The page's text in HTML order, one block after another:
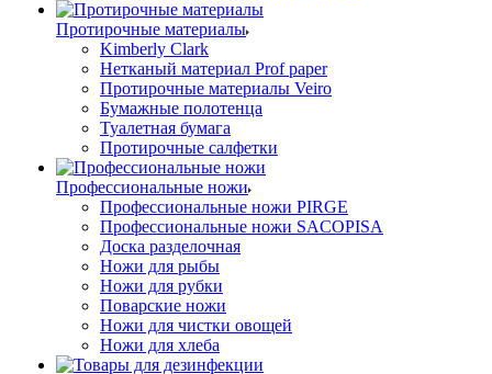
Протирочные материалы
Kimberly Clark
Нетканый материал Prof paper
Протирочные материалы Veiro
Бумажные полотенца
Туалетная бумага
Протирочные салфетки
Профессиональные ножи
Профессиональные ножи PIRGE
Профессиональные ножи SACOPISA
Доска разделочная
Ножи для рыбы
Ножи для рубки
Поварские ножи
Ножи для чистки овощей
Ножи для хлеба